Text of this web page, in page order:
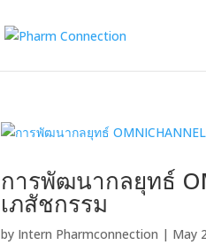
การพัฒนากลยุทธ์
เภสัชกรรม
by Intern Pharmconnection | May